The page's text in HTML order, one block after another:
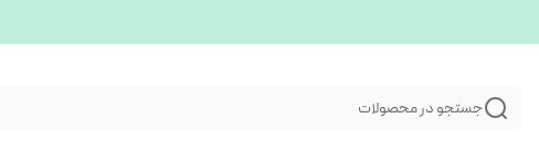
جستجو در محصولات